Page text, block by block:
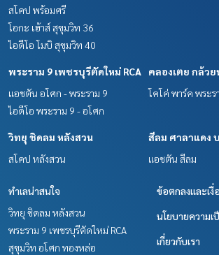
สโคป พร้อมศรี
โอกะ เฮ้าส์ สุขุมวิท 36
ไอดีโอ โมบิ สุขุมวิท 40
พระราม 9 เพชรบุรีตัดใหม่ RCA
แอชตัน อโศก - พระราม 9
ไอดีโอ พระราม 9 - อโศก
คลองเตย กล้วย
โคโค่ พาร์ค พระร
วิทยุ ชิดลม หลังสวน
สโคป หลังสวน
สีลม ศาลาแดง
แอชตัน สีลม
ทำเลน่าสนใจ
วิทยุ ชิดลม หลังสวน
พระราม 9 เพชรบุรีตัดใหม่ RCA
สุขุมวิท อโศก ทองหล่อ
ข้อตกลงและเงื่
นโยบายความเ
เกี่ยวกับเรา